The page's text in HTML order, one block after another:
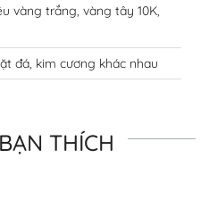
vàng trắng, vàng tây 10K,
đá, kim cương khác nhau
THÍCH